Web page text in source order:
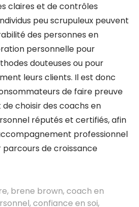
claires et de contrôles
peu scrupuleux peuvent
des personnes en
personnelle pour
douteuses ou pour
leurs clients. Il est donc
de faire preuve
choisir des coachs en
réputés et certifiés, afin
professionnel
de croissance
, brene brown,coach en
,confiance en soi,